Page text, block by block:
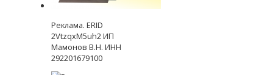
Реклама. ERID
2VtzqxM5uh2 ИП
Мамонов В.Н. ИНН
292201679100